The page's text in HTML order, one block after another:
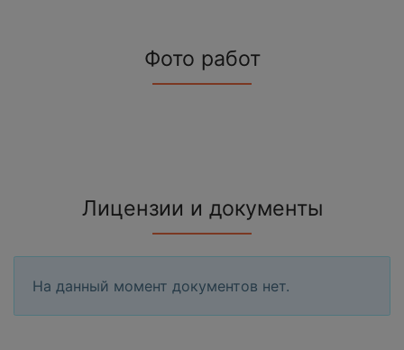
Фото работ
Лицензии и документы
На данный момент документов нет.